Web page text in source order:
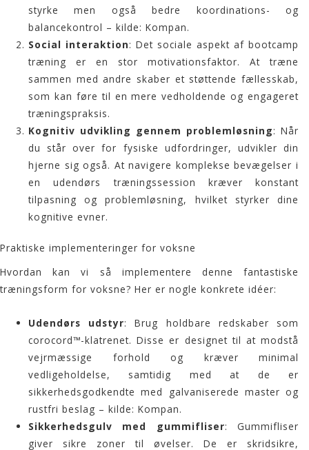
styrke men også bedre koordinations- og
balancekontrol – kilde:Kompan.
Social interaktion: Det sociale aspekt af bootcamp
træning er en stor motivationsfaktor. At træne
sammen med andre skaber et støttende fællesskab,
som kan føre til en mere vedholdende og engageret
træningspraksis.
Kognitiv udvikling gennem problemløsning: Når
du står over for fysiske udfordringer, udvikler din
hjerne sig også. At navigere komplekse bevægelser i
en udendørs træningssession kræver konstant
tilpasning og problemløsning, hvilket styrker dine
kognitive evner.
Praktiske implementeringer for voksne
Hvordan kan vi så implementere denne fantastiske
træningsform for voksne? Her er nogle konkrete idéer:
Udendørs udstyr: Brug holdbare redskaber som
corocord™-klatrenet. Disse er designet til at modstå
vejrmæssige forhold og kræver minimal
vedligeholdelse, samtidig med at de er
sikkerhedsgodkendte med galvaniserede master og
rustfri beslag – kilde:Kompan.
Sikkerhedsgulv med gummifliser: Gummifliser
giver sikre zoner til øvelser. De er skridsikre,